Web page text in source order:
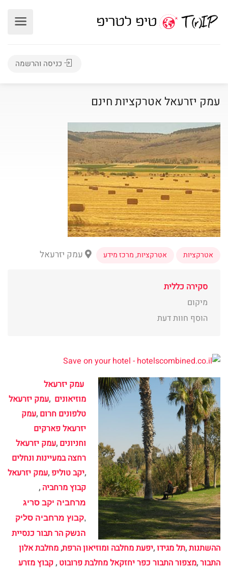
כניסה והרשמה
עמק יזרעאל אטרקציות חינם
אטרקציות אטרקציות,מרכז מידע עמק יזרעאל
סקירה כללית
מיקום
הוסף חוות דעת
עמק יזרעאל
מוזיאונים ,עמק יזרעאל
טלפונים חרום ,עמק
יזרעאל פארקים
וחניונים ,עמק יזרעאל
רחצה במעיינות ונחלים
,יקב טוליפ ,עמק יזרעאל
קבוץ מרחביה ,
מרחביה יקב סריג
,קבוץ מרחביה סליק
הנשק הר תבור כנסיית
ההשתנות,תל מגידו,יפעת מחלבה ומוזיאון הרפת,מחלבת אלון
התבור,מצפור התבור כפר יחזקאל מחלבת פרובוט ,קבוץ מזרע